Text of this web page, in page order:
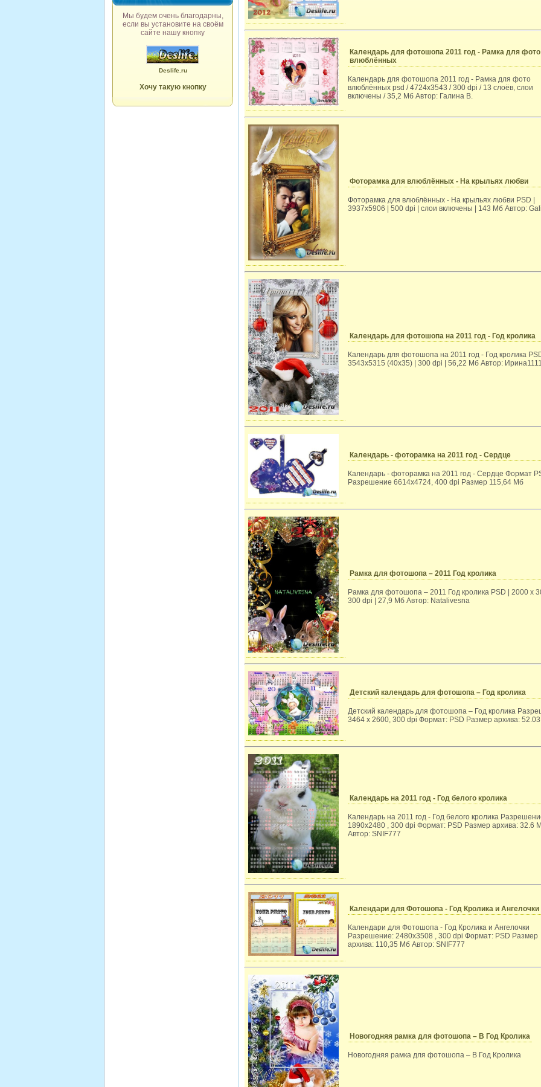
Мы будем очень благодарны,
если вы установите на своём
сайте нашу кнопку
Deslife.ru
Хочу такую кнопку
Календарь для фотошопа 2011 год - Рамка для фото
влюблённых
Календарь для фотошопа 2011 год - Рамка для фото
влюблённых psd / 4724x3543 / 300 dpi / 13 слоёв, слои
включены / 35,2 Мб Автор: Галина В.
Фоторамка для влюблённых - На крыльях любви
Фоторамка для влюблённых - На крыльях любви PSD |
3937x5906 | 500 dpi | слои включены | 143 Мб Автор:
Календарь для фотошопа на 2011 год - Год кролика
Календарь для фотошопа на 2011 год - Год кролика PSD
3543х5315 (40х35) | 300 dpi | 56,22 Mб Автор: Ирина1111
Календарь - фоторамка на 2011 год - Сердце
Календарь - фоторамка на 2011 год - Сердце Формат
Разрешение 6614x4724, 400 dpi Размер 115,64 Мб
Рамка для фотошопа – 2011 Год кролика
Рамка для фотошопа – 2011 Год кролика PSD | 2000 x
300 dpi | 27,9 Мб Автор: Natalivesna
Детский календарь для фотошопа – Год кролика
Детский календарь для фотошопа – Год кролика
3464 x 2600, 300 dpi Формат: PSD Размер архива:
Календарь на 2011 год - Год белого кролика
Календарь на 2011 год - Год белого кролика
1890x2480 , 300 dpi Формат: PSD Размер архива: 32.6
Автор: SNIF777
Календари для Фотошопа - Год Кролика и Ангелочки
Календари для Фотошопа - Год Кролика и Ангелочки
Разрешение: 2480x3508 , 300 dpi Формат: PSD Размер
архива: 110,35 Мб Автор: SNIF777
Новогодняя рамка для фотошопа – В Год Кролика
Новогодняя рамка для фотошопа – В Год Кролика